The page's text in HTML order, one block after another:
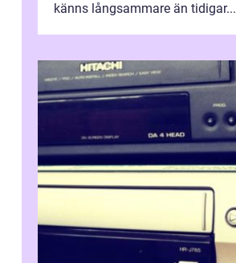
känns långsammare än tidigar...